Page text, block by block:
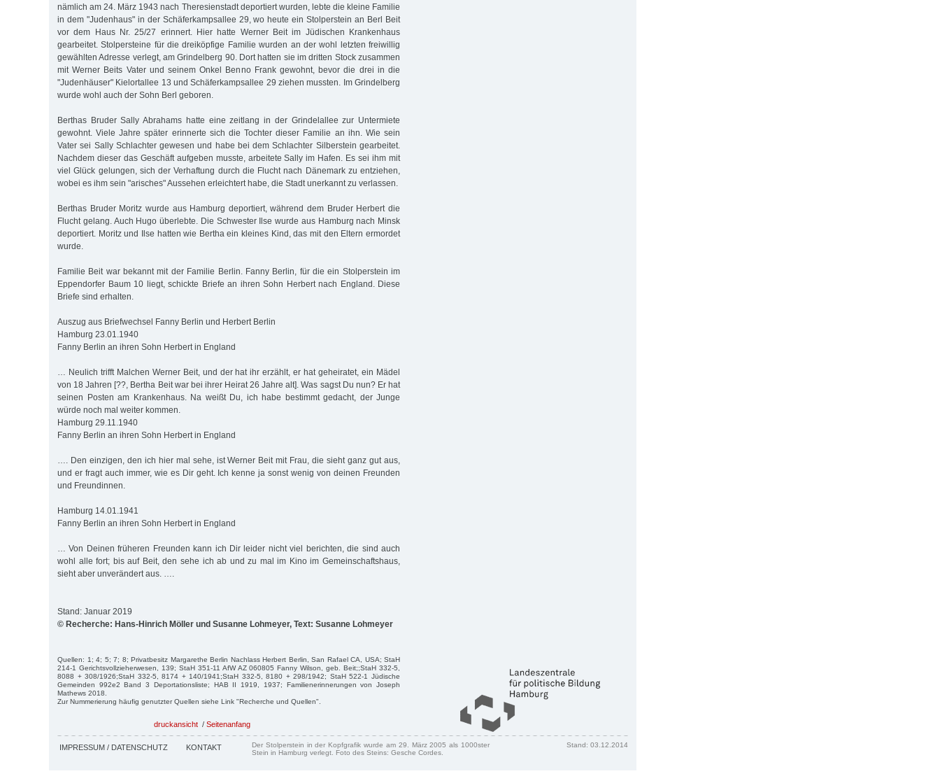
nämlich am 24. März 1943 nach Theresienstadt deportiert wurden, lebte die kleine Familie
in dem "Judenhaus" in der Schäferkampsallee 29, wo heute ein Stolperstein an Berl Beit
vor dem Haus Nr. 25/27 erinnert. Hier hatte Werner Beit im Jüdischen Krankenhaus
gearbeitet. Stolpersteine für die dreiköpfige Familie wurden an der wohl letzten freiwillig
gewählten Adresse verlegt, am Grindelberg 90. Dort hatten sie im dritten Stock zusammen
mit Werner Beits Vater und seinem Onkel Benno Frank gewohnt, bevor die drei in die
"Judenhäuser" Kielortallee 13 und Schäferkampsallee 29 ziehen mussten. Im Grindelberg
wurde wohl auch der Sohn Berl geboren.
Berthas Bruder Sally Abrahams hatte eine zeitlang in der Grindelallee zur Untermiete
gewohnt. Viele Jahre später erinnerte sich die Tochter dieser Familie an ihn. Wie sein
Vater sei Sally Schlachter gewesen und habe bei dem Schlachter Silberstein gearbeitet.
Nachdem dieser das Geschäft aufgeben musste, arbeitete Sally im Hafen. Es sei ihm mit
viel Glück gelungen, sich der Verhaftung durch die Flucht nach Dänemark zu entziehen,
wobei es ihm sein "arisches" Aussehen erleichtert habe, die Stadt unerkannt zu verlassen.
Berthas Bruder Moritz wurde aus Hamburg deportiert, während dem Bruder Herbert die
Flucht gelang. Auch Hugo überlebte. Die Schwester Ilse wurde aus Hamburg nach Minsk
deportiert. Moritz und Ilse hatten wie Bertha ein kleines Kind, das mit den Eltern ermordet
wurde.
Familie Beit war bekannt mit der Familie Berlin. Fanny Berlin, für die ein Stolperstein im
Eppendorfer Baum 10 liegt, schickte Briefe an ihren Sohn Herbert nach England. Diese
Briefe sind erhalten.
Auszug aus Briefwechsel Fanny Berlin und Herbert Berlin
Hamburg 23.01.1940
Fanny Berlin an ihren Sohn Herbert in England
… Neulich trifft Malchen Werner Beit, und der hat ihr erzählt, er hat geheiratet, ein Mädel
von 18 Jahren [??, Bertha Beit war bei ihrer Heirat 26 Jahre alt]. Was sagst Du nun? Er hat
seinen Posten am Krankenhaus. Na weißt Du, ich habe bestimmt gedacht, der Junge
würde noch mal weiter kommen.
Hamburg 29.11.1940
Fanny Berlin an ihren Sohn Herbert in England
…. Den einzigen, den ich hier mal sehe, ist Werner Beit mit Frau, die sieht ganz gut aus,
und er fragt auch immer, wie es Dir geht. Ich kenne ja sonst wenig von deinen Freunden
und Freundinnen.
Hamburg 14.01.1941
Fanny Berlin an ihren Sohn Herbert in England
… Von Deinen früheren Freunden kann ich Dir leider nicht viel berichten, die sind auch
wohl alle fort; bis auf Beit, den sehe ich ab und zu mal im Kino im Gemeinschaftshaus,
sieht aber unverändert aus. ….
Stand: Januar 2019
© Recherche: Hans-Hinrich Möller und Susanne Lohmeyer, Text: Susanne Lohmeyer
Quellen: 1; 4; 5; 7; 8; Privatbesitz Margarethe Berlin Nachlass Herbert Berlin, San Rafael CA, USA; StaH
214-1 Gerichtsvollzieherwesen, 139; StaH 351-11 AfW AZ 060805 Fanny Wilson, geb. Beit;;StaH 332-5,
8088 + 308/1926;StaH 332-5, 8174 + 140/1941;StaH 332-5, 8180 + 298/1942; StaH 522-1 Jüdische
Gemeinden 992e2 Band 3 Deportationsliste; HAB II 1919, 1937; Familienerinnerungen von Joseph
Mathews 2018.
Zur Nummerierung häufig genutzter Quellen siehe Link "Recherche und Quellen".
druckansicht / Seitenanfang
IMPRESSUM / DATENSCHUTZ KONTAKT
Der Stolperstein in der Kopfgrafik wurde am 29. März 2005 als 1000ster
Stein in Hamburg verlegt. Foto des Steins: Gesche Cordes.
Stand: 03.12.2014